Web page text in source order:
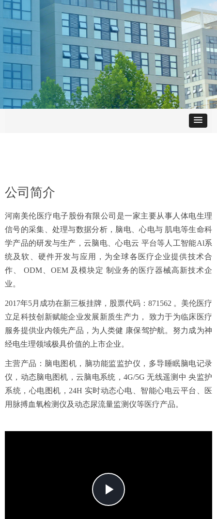
公司简介
河南美伦医疗电子股份有限公司是一家主要从事人体电生理
信号的采集、处理与数据分析，脑电、心电与 肌电等生命科
学产品的研发与生产，云脑电、心电云 平台等人工智能Al系
统及软、硬件开发与应用，为全球各医疗企业提供技术合
作、 ODM、OEM 及模块定 制业务的医疗器械高新技术企
业。
2017年5月成功在新三板挂牌，股票代码：871562 。美伦医疗
立足科技创新赋能企业发展新质生产力， 致力于为临床医疗
服务提供业内领先产品，为人类健 康保驾护航。努力成为神
经电生理领域极具价值的上市企业。
主营产品：脑电图机，脑功能监监护仪，多导睡眠脑电记录
仪，动态脑电图机，云脑电系统，4G/5G 无线遥测中 央监护
系统，心电图机，24H 实时动态心电、智能心电云平台、医
用脉搏血氧检测仪及动态尿流量监测仪等医疗产品。
Play